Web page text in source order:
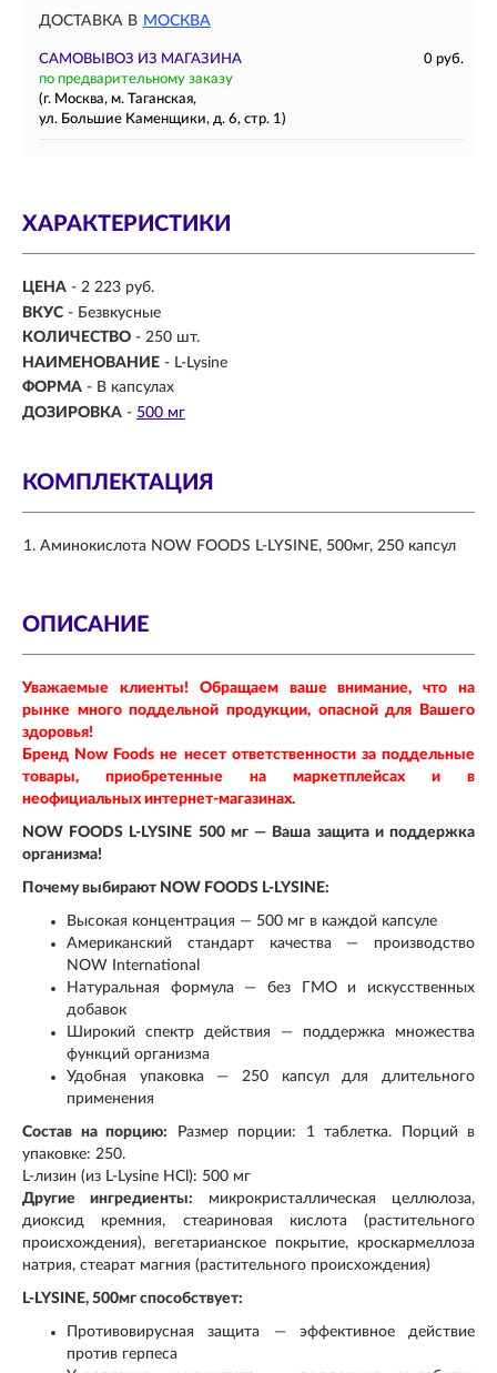
ДОСТАВКА В МОСКВА
САМОВЫВОЗ ИЗ МАГАЗИНА
0 руб.
по предварительному заказу
(г. Москва, м. Таганская,
ул. Большие Каменщики, д. 6, стр. 1)
ХАРАКТЕРИСТИКИ
ЦЕНА - 2 223 руб.
ВКУС - Безвкусные
КОЛИЧЕСТВО - 250 шт.
НАИМЕНОВАНИЕ - L-Lysine
ФОРМА - В капсулах
ДОЗИРОВКА - 500 мг
КОМПЛЕКТАЦИЯ
Аминокислота NOW FOODS L-LYSINE, 500мг, 250 капсул
ОПИСАНИЕ
Уважаемые клиенты! Обращаем ваше внимание, что на
рынке много поддельной продукции, опасной для Вашего
здоровья!
Бренд Now Foods не несет ответственности за поддельные
товары, приобретенные на маркетплейсах и в
неофициальных интернет-магазинах.
NOW FOODS L-LYSINE 500 мг — Ваша защита и поддержка
организма!
Почему выбирают NOW FOODS L-LYSINE:
Высокая концентрация — 500 мг в каждой капсуле
Американский стандарт качества — производство
NOW International
Натуральная формула — без ГМО и искусственных
добавок
Широкий спектр действия — поддержка множества
функций организма
Удобная упаковка — 250 капсул для длительного
применения
Состав на порцию: Размер порции: 1 таблетка. Порций в
упаковке: 250.
L‑лизин (из L‑Lysine HCl): 500 мг
Другие ингредиенты: микрокристаллическая целлюлоза,
диоксид кремния, стеариновая кислота (растительного
происхождения), вегетарианское покрытие, кроскармеллоза
натрия, стеарат магния (растительного происхождения)
L-LYSINE, 500мг способствует:
Противовирусная защита — эффективное действие
против герпеса